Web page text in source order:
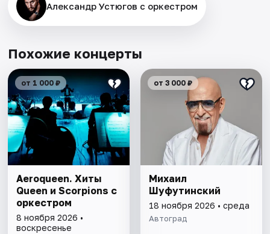
Александр Устюгов с оркестром
Похожие концерты
от 1 000 ₽
Aeroqueen. Хиты
Queen и Scorpions с
оркестром
8 ноября 2026 •
воскресенье
от 3 000 ₽
Михаил
Шуфутинский
18 ноября 2026 • среда
Автоград